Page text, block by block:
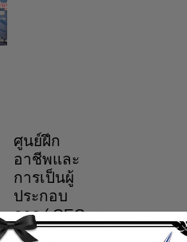
ศูนย์ฝึก
อาชีพและ
การเป็นผู้
ประกอบ
การ ( CEC
)